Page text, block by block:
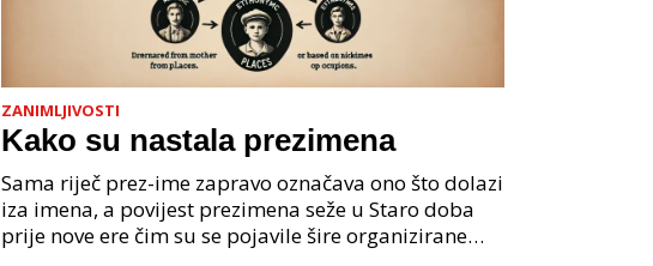
ZANIMLJIVOSTI
Kako su nastala prezimena
Sama riječ prez-ime zapravo označava ono što dolazi
iza imena, a povijest prezimena seže u Staro doba
prije nove ere čim su se pojavile šire organizirane